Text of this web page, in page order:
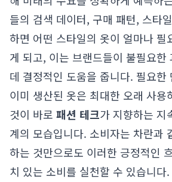
들의 검색 데이터, 구매 패턴, 스타
하면 어떤 스타일의 옷이 얼마나 필
게 되고, 이는 브랜드들이 불필요한
데 결정적인 도움을 줍니다. 필요한
이미 생산된 옷은 최대한 오래 사용
것이 바로 패션 테크가 지향하는 지
계의 모습입니다. 소비자는 차란과
하는 것만으로도 이러한 긍정적인
치 있는 소비를 실천할 수 있습니다.